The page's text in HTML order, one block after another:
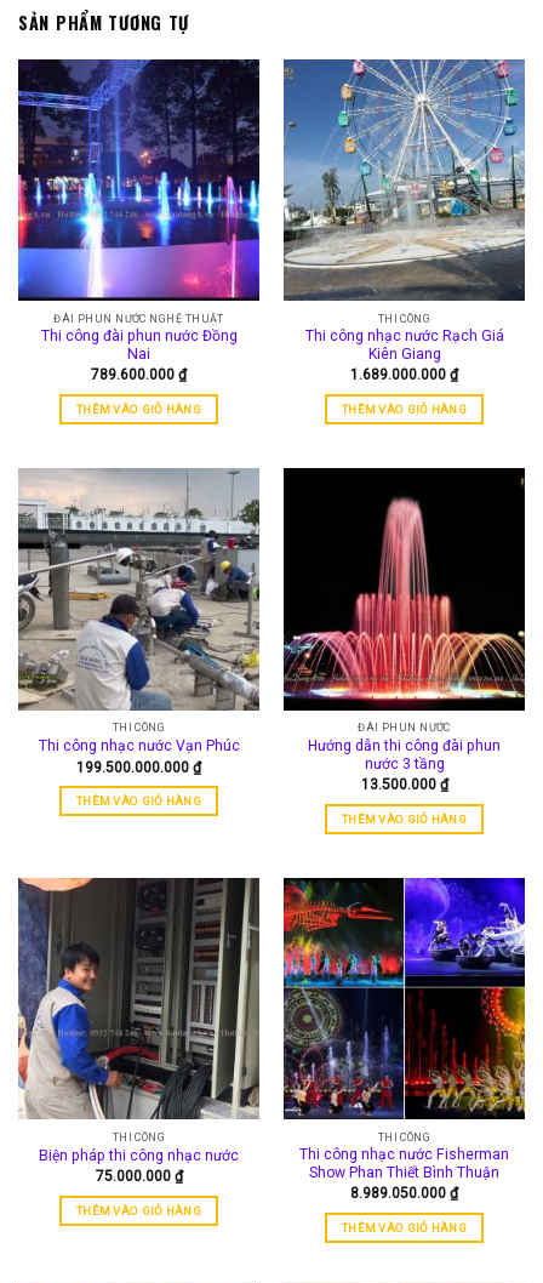
SẢN PHẨM TƯƠNG TỰ
ĐÀI PHUN NƯỚC NGHỆ THUẬT
Thi công đài phun nước Đồng
Nai
789.600.000 ₫
THÊM VÀO GIỎ HÀNG
THI CÔNG
Thi công nhạc nước Rạch Giá
Kiên Giang
1.689.000.000 ₫
THÊM VÀO GIỎ HÀNG
THI CÔNG
Thi công nhạc nước Vạn Phúc
199.500.000.000 ₫
THÊM VÀO GIỎ HÀNG
ĐÀI PHUN NƯỚC
Hướng dẫn thi công đài phun
nước 3 tầng
13.500.000 ₫
THÊM VÀO GIỎ HÀNG
THI CÔNG
Biện pháp thi công nhạc nước
75.000.000 ₫
THÊM VÀO GIỎ HÀNG
THI CÔNG
Thi công nhạc nước Fisherman
Show Phan Thiết Bình Thuận
8.989.050.000 ₫
THÊM VÀO GIỎ HÀNG